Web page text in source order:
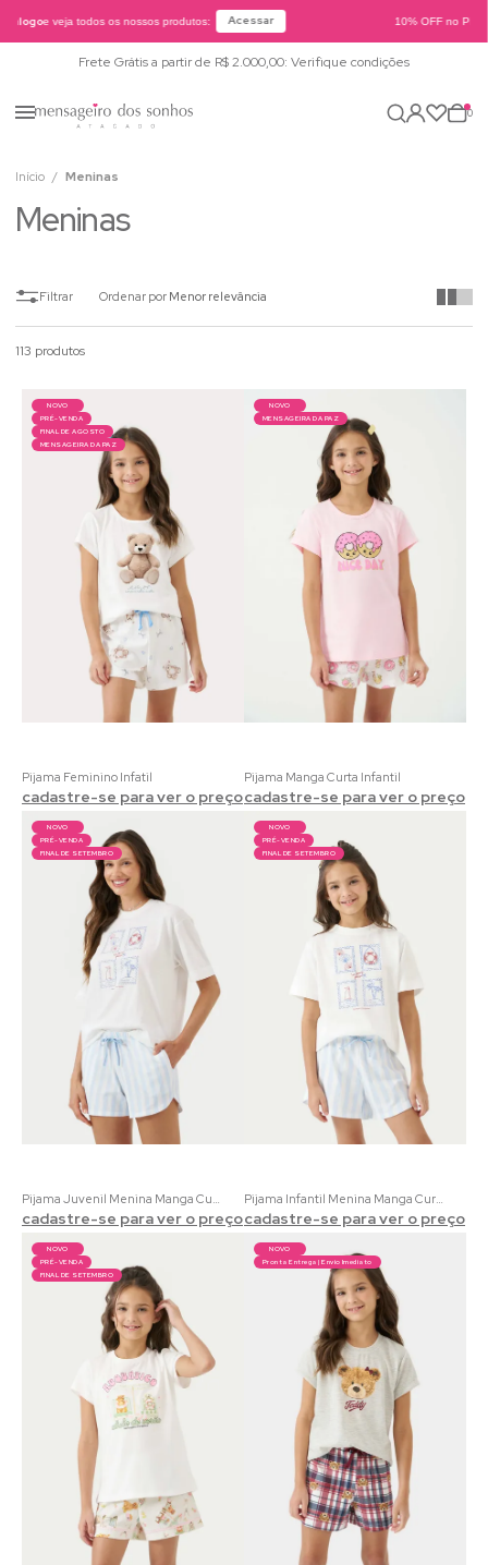
e veja todos os nossos produtos: Acessar 10% OFF no PIX
Frete Grátis a partir de R$ 2.000,00: Verifique condições
0
Início Meninas
Meninas
Ordenar por Menor relevância
113 produtos
NOVO
PRÉ-VENDA
FINAL DE AGOSTO
MENSAGEIRA DA PAZ
Pijama Feminino Infatil
cadastre-se para ver o preço
NOVO
MENSAGEIRA DA PAZ
Pijama Manga Curta Infantil
cadastre-se para ver o preço
NOVO
PRÉ-VENDA
FINAL DE SETEMBRO
Pijama Juvenil Menina Manga Curta Coordenado Verão | 100% Algodão com Estampa Marinha Listrado
cadastre-se para ver o preço
NOVO
PRÉ-VENDA
FINAL DE SETEMBRO
Pijama Infantil Menina Manga Curta Coordenado Verão | 100% Algodão com Estampa Marinha Listrado
cadastre-se para ver o preço
NOVO
PRÉ-VENDA
FINAL DE SETEMBRO
NOVO
Pronta Entrega | Envio Imediato